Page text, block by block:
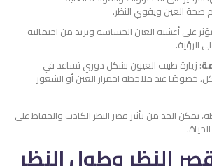
صحة العين ويقوي النظر.
يؤثر على أغشية العين الحساسة ويزيد من احتمالية
الرؤية.
: زيارة طبيب العيون بشكل دوري تساعد في
خصوصًا عند ملاحظة احمرار العين أو الشعور
يمكن الحد من تأثير قصر النظر الكاذب والحفاظ على